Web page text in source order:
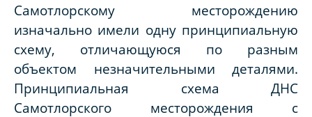
Самотлорскому месторождению
изначально имели одну принципиальную
схему, отличающуюся по разным
объектом незначительными деталями.
Принципиальная схема ДНС
Самотлорского месторождения с